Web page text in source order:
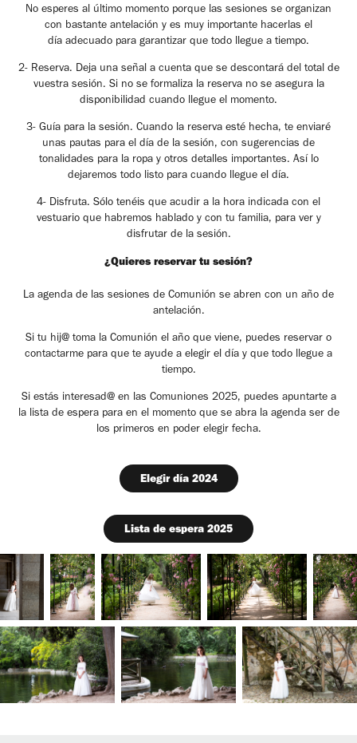
No esperes al último momento porque las sesiones se organizan
con bastante antelación y es muy importante hacerlas el
día adecuado para garantizar que todo llegue a tiempo.
2- Reserva. Deja una señal a cuenta que se descontará del total de
vuestra sesión. Si no se formaliza la reserva no se asegura la
disponibilidad cuando llegue el momento.
3- Guía para la sesión. Cuando la reserva esté hecha, te enviaré
unas pautas para el día de la sesión, con sugerencias de
tonalidades para la ropa y otros detalles importantes. Así lo
dejaremos todo listo para cuando llegue el día.
4- Disfruta. Sólo tenéis que acudir a la hora indicada con el
vestuario que habremos hablado y con tu familia, para ver y
disfrutar de la sesión.
¿Quieres reservar tu sesión?
La agenda de las sesiones de Comunión se abren con un año de
antelación.
Si tu hij@ toma la Comunión el año que viene, puedes reservar o
contactarme para que te ayude a elegir el día y que todo llegue a
tiempo.
Si estás interesad@ en las Comuniones 2025, puedes apuntarte a
la lista de espera para en el momento que se abra la agenda ser de
los primeros en poder elegir fecha.
Elegir día 2024
Lista de espera 2025